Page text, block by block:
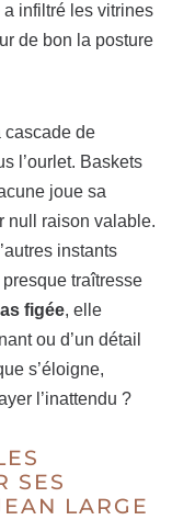
infiltré les vitrines
de bon la posture
cascade de
l’ourlet. Baskets
joue sa
null raison valable.
instants
traîtresse
figée, elle
ou d’un détail
s’éloigne,
l’inattendu ?
SES
LARGE